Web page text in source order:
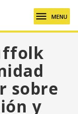
MENU
sobre
y